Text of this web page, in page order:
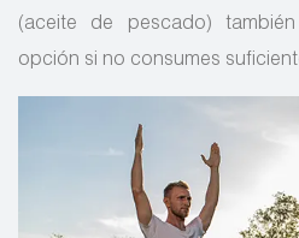
(aceite de pescado)
opción si no consumes